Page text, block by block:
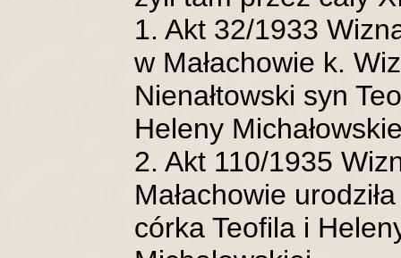
1. Akt 32/1933
w Małachowie k.
Nienałtowski syn
Heleny
2. Akt 110/1935
Małachowie
córka Teofila i